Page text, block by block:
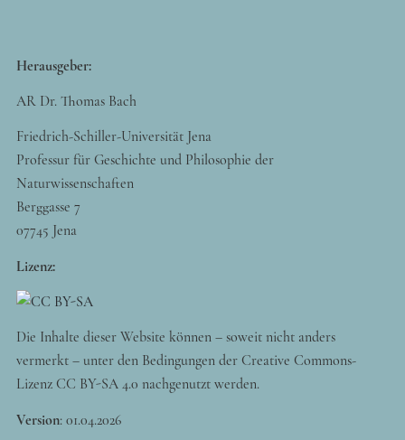
Herausgeber:
AR Dr. Thomas Bach
Friedrich-Schiller-Universität Jena
Professur für Geschichte und Philosophie der
Naturwissenschaften
Berggasse 7
07745 Jena
Lizenz:
Die Inhalte dieser Website können – soweit nicht anders
vermerkt – unter den Bedingungen der Creative Commons-
Lizenz CC BY-SA 4.0 nachgenutzt werden.
Version: 01.04.2026